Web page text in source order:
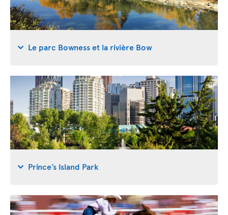
Le parc Bowness et la rivière Bow
Prince’s Island Park